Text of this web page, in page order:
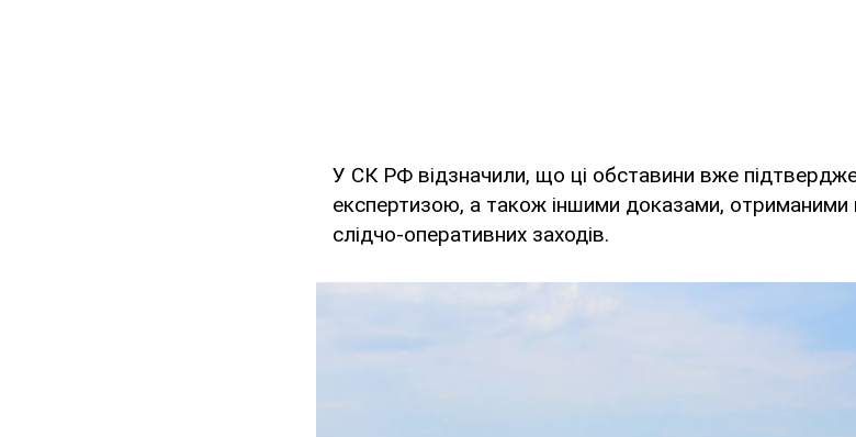
У СК РФ відзначили, що ці обставини вже
експертизою, а також іншими доказами, отриманими
слідчо-оперативних заходів.